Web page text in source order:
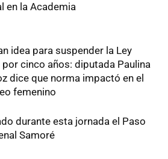
en la Academia
idea para suspender la Ley
por cinco años: diputada Paulina
dice que norma impactó en el
femenino
durante esta jornada el Paso
Samoré